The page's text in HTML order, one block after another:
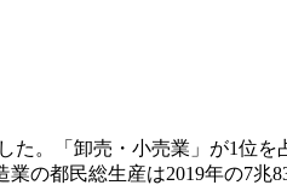
。「卸売・小売業」が1位
の都民総生産は2019年の7兆